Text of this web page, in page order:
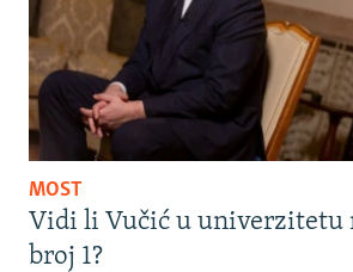
MOST
Vidi li Vučić u univerzitetu
broj 1?